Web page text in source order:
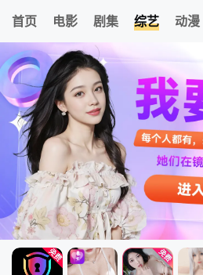
首页 电影 剧集 综艺 动漫
我的观影记录
喜剧之王单口季第三季
清空